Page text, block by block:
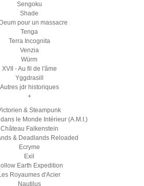
Sengoku
Shade
pour un massacre
Tenga
Terra Incognita
Venzia
Würm
XVII - Au fil de l'âme
Yggdrasill
Autres jdr historiques
+
& Steampunk
le Monde Intérieur (A.M.I.)
Château Falkenstein
& Deadlands Reloaded
Ecryme
Exil
Earth Expedition
Royaumes d'Acier
Nautilus